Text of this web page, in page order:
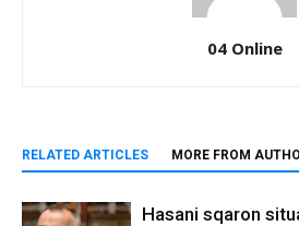
04 Online
RELATED ARTICLES MORE FROM
Hasani sqaron